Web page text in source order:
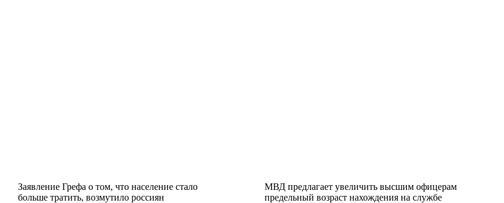
Заявление Грефа о том, что население стало
больше тратить, возмутило россиян
МВД предлагает увеличить высшим офицерам
предельный возраст нахождения на службе